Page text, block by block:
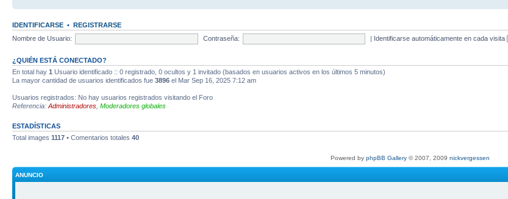
IDENTIFICARSE • REGISTRARSE
Nombre de Usuario:
Contraseña: | Identificarse automáticamente en cada visita
¿QUIÉN ESTÁ CONECTADO?
En total hay 1 Usuario identificado :: 0 registrado, 0 ocultos y 1 invitado (basados en usuarios activos en los últimos 5 minutos)
La mayor cantidad de usuarios identificados fue 3896 el Mar Sep 16, 2025 7:12 am
Usuarios registrados: No hay usuarios registrados visitando el Foro
Referencia: Administradores Moderadores globales
ESTADÍSTICAS
Total images 1117 • Comentarios totales 40
Powered by phpBB Gallery© 2007, 2009 nickvergessen
ANUNCIO